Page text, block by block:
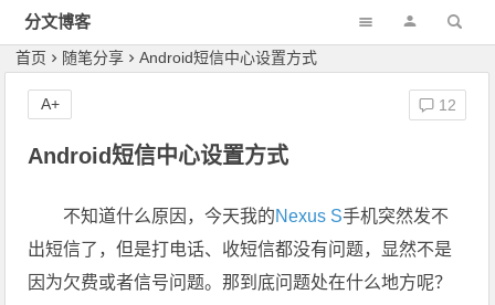
分文博客
首页 随笔分享 Android短信中心设置方式
Android短信中心设置方式
12
A+
不知道什么原因，今天我的Nexus S手机突然发不
出短信了，但是打电话、收短信都没有问题，显然不是
因为欠费或者信号问题。那到底问题处在什么地方呢？